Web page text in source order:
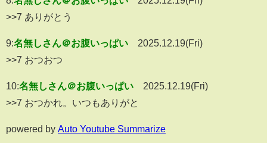
>>7 ありがとう
9:名無しさん＠お腹いっぱい
2025.12.19(Fri)
>>7 おつおつ
10:名無しさん＠お腹いっぱい
2025.12.19(Fri)
>>7 おつかれ。いつもありがと
powered by Auto Youtube Summarize